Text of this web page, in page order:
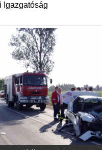
Igazgatóság